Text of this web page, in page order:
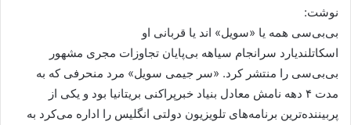
نوشت:
بی‌بی‌سی همه یا «سویل» اند یا قربانی او
اسکاتلندیارد سرانجام سیاهه بی‌پایان تجاوزات مجری مشهور
بی‌بی‌سی را منتشر کرد. «سر جیمی سویل» مرد منحرفی که به
مدت ۴ دهه نامش معادل بنیاد خبر‌پراکنی بریتانیا بود و یکی از
پربیننده‌ترین برنامه‌های تلویزیون دولتی انگلیس را اداره می‌کرد به